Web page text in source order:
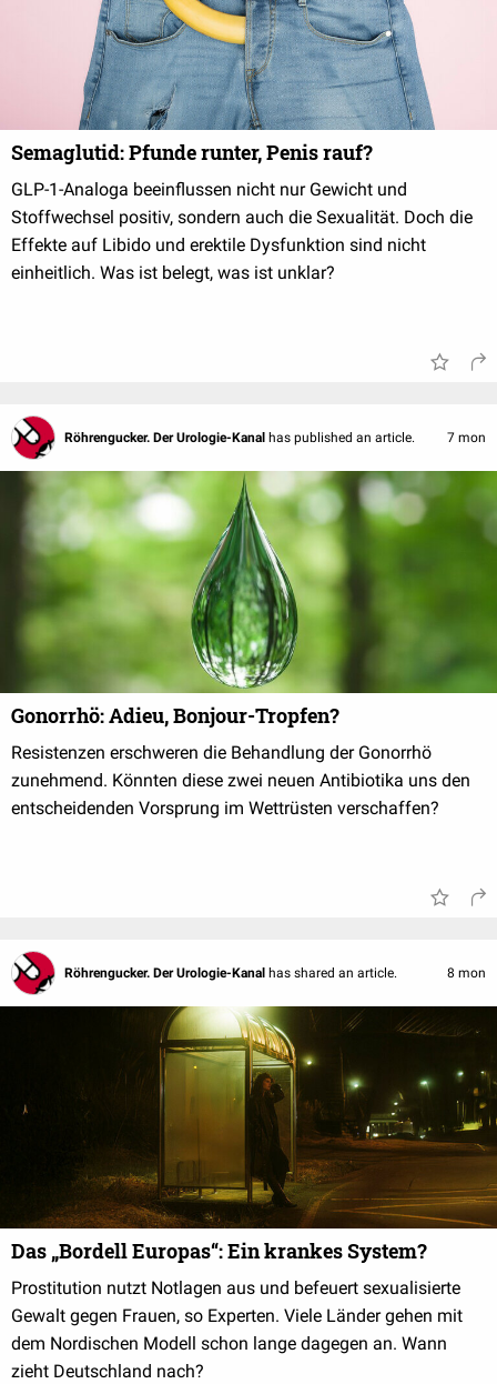
Semaglutid: Pfunde runter, Penis rauf?
GLP-1-Analoga beeinflussen nicht nur Gewicht und
Stoffwechsel positiv, sondern auch die Sexualität. Doch die
Effekte auf Libido und erektile Dysfunktion sind nicht
einheitlich. Was ist belegt, was ist unklar?
Röhrengucker. Der Urologie-Kanal has published an article. 7 mon
Gonorrhö: Adieu, Bonjour-Tropfen?
Resistenzen erschweren die Behandlung der Gonorrhö
zunehmend. Könnten diese zwei neuen Antibiotika uns den
entscheidenden Vorsprung im Wettrüsten verschaffen?
Röhrengucker. Der Urologie-Kanal has shared an article. 8 mon
Das „Bordell Europas“: Ein krankes System?
Prostitution nutzt Notlagen aus und befeuert sexualisierte
Gewalt gegen Frauen, so Experten. Viele Länder gehen mit
dem Nordischen Modell schon lange dagegen an. Wann
zieht Deutschland nach?